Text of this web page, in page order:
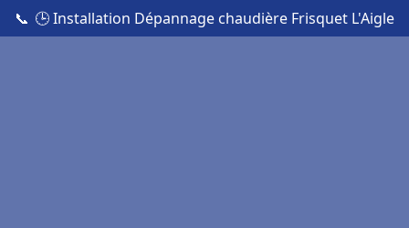
📞 🕒 Installation Dépannage chaudière Frisquet L'Aigle